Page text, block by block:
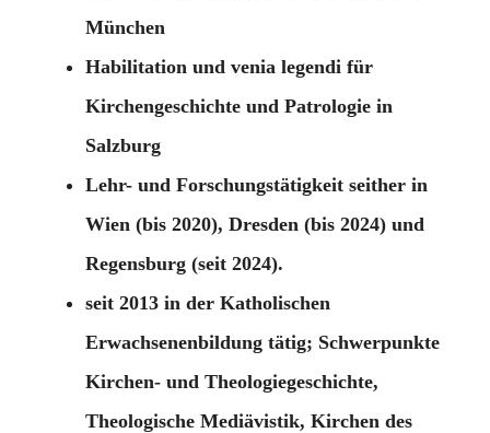
München
Habilitation und venia legendi für
Kirchengeschichte und Patrologie in
Salzburg
Lehr- und Forschungstätigkeit seither in
Wien (bis 2020), Dresden (bis 2024) und
Regensburg (seit 2024).
seit 2013 in der Katholischen
Erwachsenenbildung tätig; Schwerpunkte
Kirchen- und Theologiegeschichte,
Theologische Mediävistik, Kirchen des